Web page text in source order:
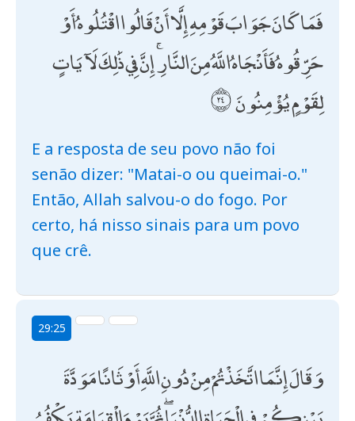
فَمَا كَانَ جَوَابَ قَوْمِهِ إِلَّا أَنْ قَالُوا اقْتُلُوهُ أَوْ
حَرِّقُوهُ فَأَنْجَاهُ اللَّهُ مِنَ النَّارِ ۚ إِنَّ فِي ذَٰلِكَ لَآيَاتٍ
لِقَوْمٍ يُؤْمِنُونَ
E a resposta de seu povo não foi
senão dizer: "Matai-o ou queimai-o."
Então, Allah salvou-o do fogo. Por
certo, há nisso sinais para um povo
que crê.
29:25
وَقَالَ إِنَّمَا اتَّخَذْتُمْ مِنْ دُونِ اللَّهِ أَوْثَانًا مَوَدَّةَ